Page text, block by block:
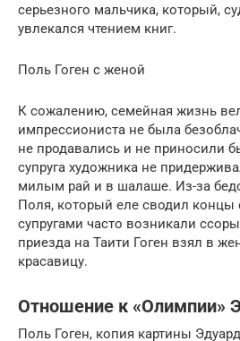
серьезного мальчика, который,
увлекался чтением книг.
Поль Гоген с женой
К сожалению, семейная жизнь
импрессиониста не была
не продавались и не приносили
супруга художника не
милым рай и в шалаше. Из-за
Поля, который еле сводил
супругами часто возникали
приезда на Таити Гоген взял в
красавицу.
Отношение к «Олимпии»
Поль Гоген, копия картины